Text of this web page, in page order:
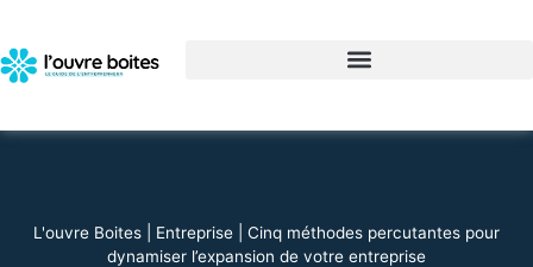
L'ouvre Boites Entreprise
Cinq méthodes percutantes pour
dynamiser l’expansion de votre entreprise